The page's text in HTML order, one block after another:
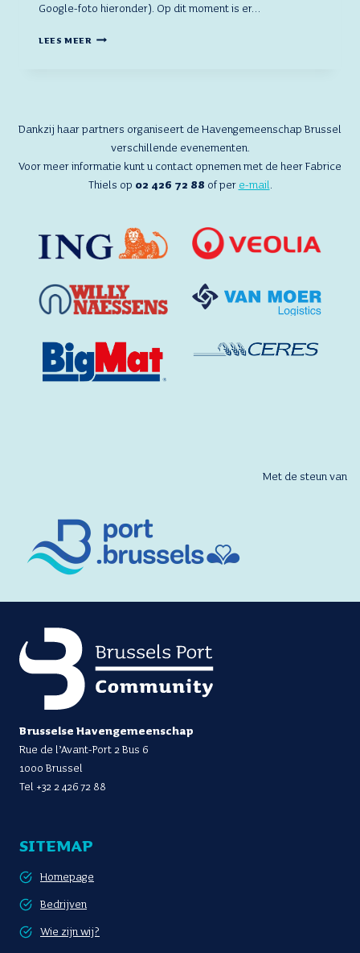
Google-foto hieronder). Op dit moment is er…
LEES MEERDE
RICHTINGEN
VOLLEDIG
AFGESLOTEN
VOOR
HET
Dankzij haar partners organiseert de Havengemeenschap Brussel
verschillende evenementen.
Voor meer informatie kunt u contact opnemen met de heer Fabrice
Thiels op 02 426 72 88 of per e-mail.
Met de steun van
Brusselse Havengemeenschap
Rue de l’Avant-Port 2 Bus 6
1000 Brussel
Tel +32 2 426 72 88
SITEMAP
Homepage
Bedrijven
Wie zijn wij?